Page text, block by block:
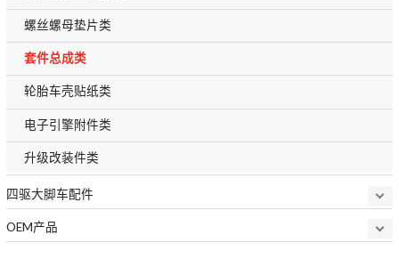
螺丝螺母垫片类
套件总成类
轮胎车壳贴纸类
电子引擎附件类
升级改装件类
四驱大脚车配件
OEM产品